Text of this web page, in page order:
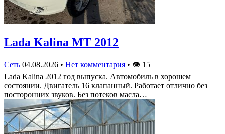
Lada Kalina МТ 2012
Сеть 04.08.2026 • Нет комментария • 👁 15
Lada Kalina 2012 год выпуска. Автомобиль в хорошем
состоянии. Двигатель 16 клапанный. Работает отлично без
посторонних звуков. Без потеков масла…